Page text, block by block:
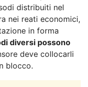
distribuiti nel
nei reati economici,
in forma
diversi possono
deve collocarli
blocco.